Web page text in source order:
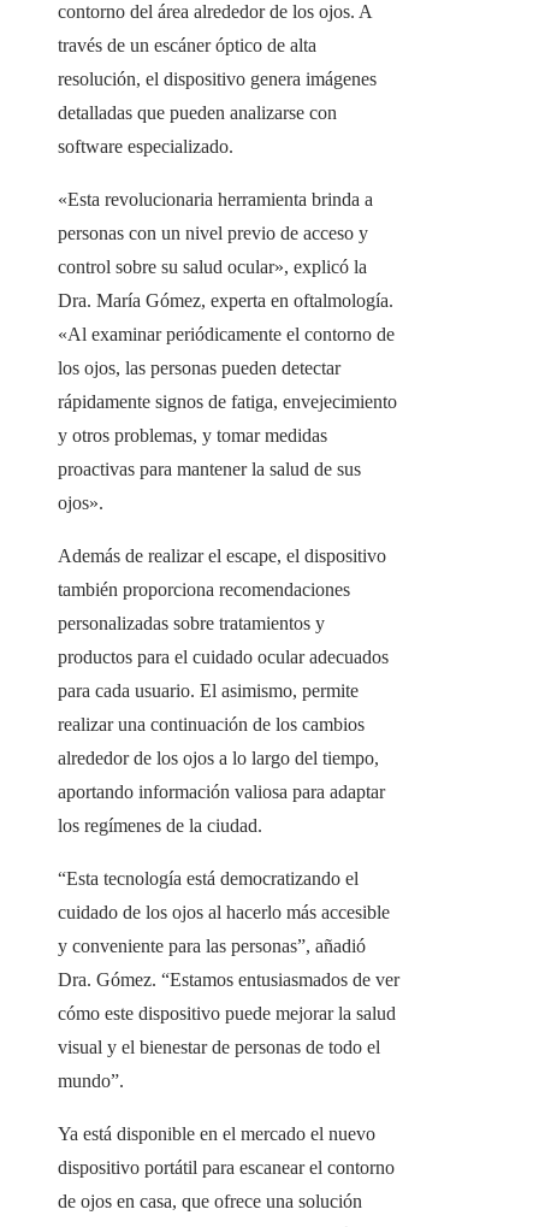
contorno del área alrededor de los ojos. A
través de un escáner óptico de alta
resolución, el dispositivo genera imágenes
detalladas que pueden analizarse con
software especializado.
«Esta revolucionaria herramienta brinda a
personas con un nivel previo de acceso y
control sobre su salud ocular», explicó la
Dra. María Gómez, experta en oftalmología.
«Al examinar periódicamente el contorno de
los ojos, las personas pueden detectar
rápidamente signos de fatiga, envejecimiento
y otros problemas, y tomar medidas
proactivas para mantener la salud de sus
ojos».
Además de realizar el escape, el dispositivo
también proporciona recomendaciones
personalizadas sobre tratamientos y
productos para el cuidado ocular adecuados
para cada usuario. El asimismo, permite
realizar una continuación de los cambios
alrededor de los ojos a lo largo del tiempo,
aportando información valiosa para adaptar
los regímenes de la ciudad.
“Esta tecnología está democratizando el
cuidado de los ojos al hacerlo más accesible
y conveniente para las personas”, añadió
Dra. Gómez. “Estamos entusiasmados de ver
cómo este dispositivo puede mejorar la salud
visual y el bienestar de personas de todo el
mundo”.
Ya está disponible en el mercado el nuevo
dispositivo portátil para escanear el contorno
de ojos en casa, que ofrece una solución